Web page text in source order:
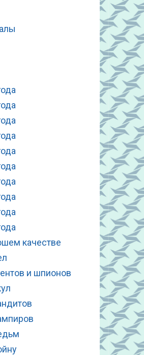
качестве
и шпионов